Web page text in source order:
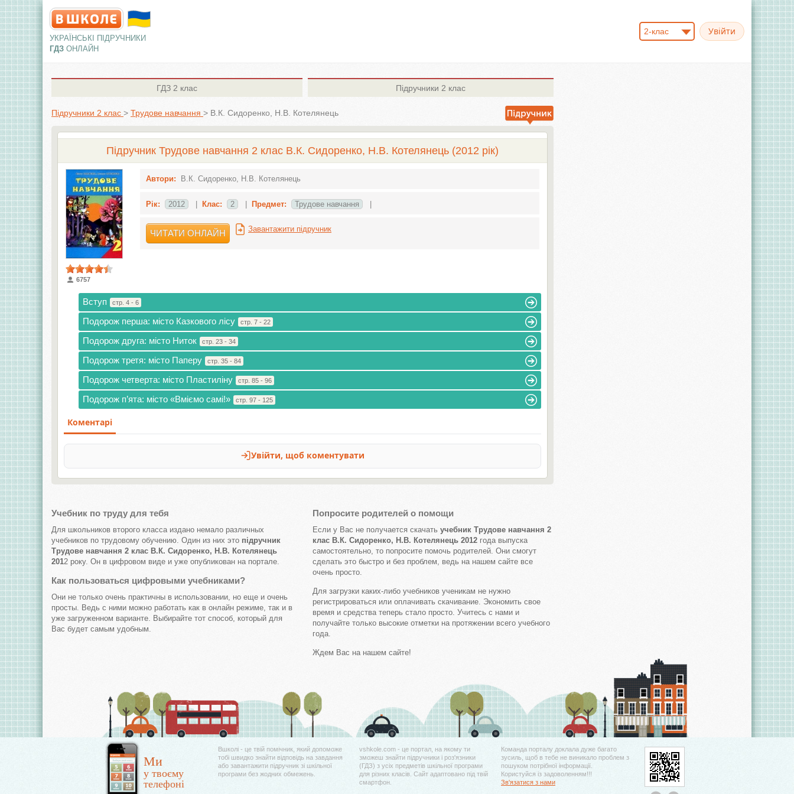
УКРАЇНСЬКІ ПІДРУЧНИКИ
ГДЗ ОНЛАЙН
2-клас
ГДЗ 2 клас Підручники 2 клас
Підручники 2 клас > Трудове навчання > В.К. Сидоренко, Н.В. Котелянець
Підручник Трудове навчання 2 клас В.К. Сидоренко, Н.В. Котелянець (2012 рік)
6757
Автори: В.К. Сидоренко, Н.В. Котелянець
Рік: 2012 Клас: 2 Предмет: Трудове навчання
ЧИТАТИ ОНЛАЙН Завантажити підручник
Вступ стр. 4 - 6
Подорож перша: місто Казкового лісу стр. 7 - 22
Подорож друга: місто Ниток стр. 23 - 34
Подорож третя: місто Паперу стр. 35 - 84
Подорож четверта: місто Пластиліну стр. 85 - 96
Подорож п’ята: місто «Вміємо самі!» стр. 97 - 125
Учебник по труду для тебя
Для школьников второго класса издано немало различных
учебников по трудовому обучению. Один из них это підручник
Трудове навчання 2 клас В.К. Сидоренко, Н.В. Котелянець
2012 року. Он в цифровом виде и уже опубликован на портале.
Как пользоваться цифровыми учебниками?
Они не только очень практичны в использовании, но еще и очень
просты. Ведь с ними можно работать как в онлайн режиме, так и в
уже загруженном варианте. Выбирайте тот способ, который для
Вас будет самым удобным.
Попросите родителей о помощи
Если у Вас не получается скачать учебник Трудове навчання 2
клас В.К. Сидоренко, Н.В. Котелянець 2012 года выпуска
самостоятельно, то попросите помочь родителей. Они смогут
сделать это быстро и без проблем, ведь на нашем сайте все
очень просто.
Для загрузки каких-либо учебников ученикам не нужно
регистрироваться или оплачивать скачивание. Экономить свое
время и средства теперь стало просто. Учитесь с нами и
получайте только высокие отметки на протяжении всего учебного
года.
Ждем Вас на нашем сайте!
Ми
у твоєму
телефоні
Вшколі - це твій помічник, який допоможе
тобі швидко знайти відповідь на завдання
або завантажити підручник зі шкільної
програми без жодних обмежень.
vshkole.com - це портал, на якому ти
зможеш знайти підручники і роз'язники
(ГДЗ) з усіх предметів шкільної програми
для різних класів. Сайт адаптовано під твій
смартфон.
Команда порталу доклала дуже багато
зусиль, щоб в тебе не виникало проблем з
пошуком потрібної інформації.
Користуйся із задоволенням!!!
Зв'язатися з нами